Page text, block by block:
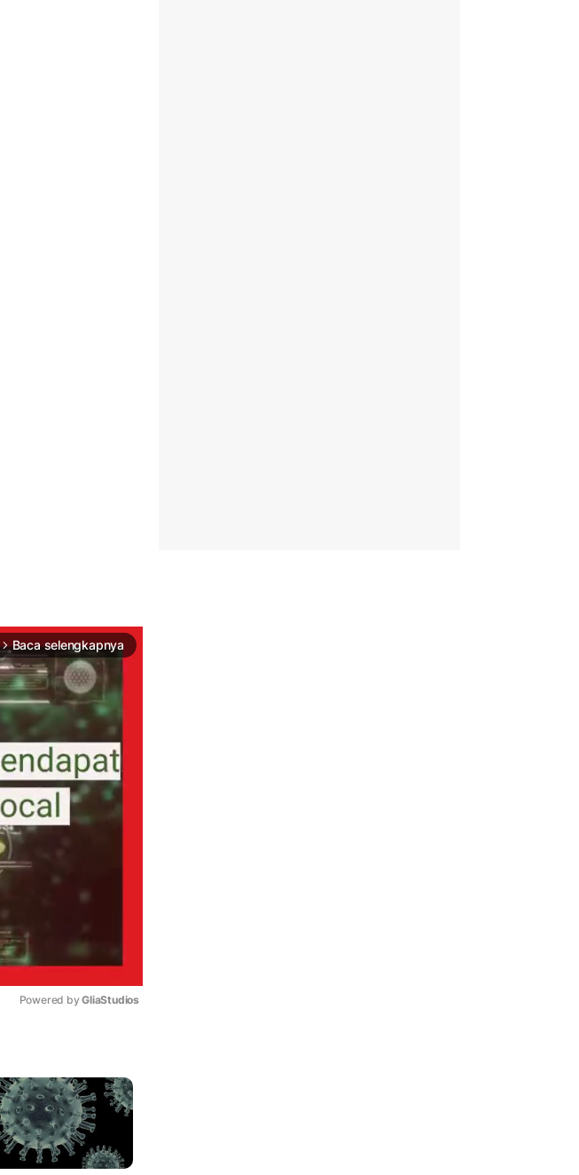
arrow_forward_ios Baca selengkapnya
Powered by GliaStudios